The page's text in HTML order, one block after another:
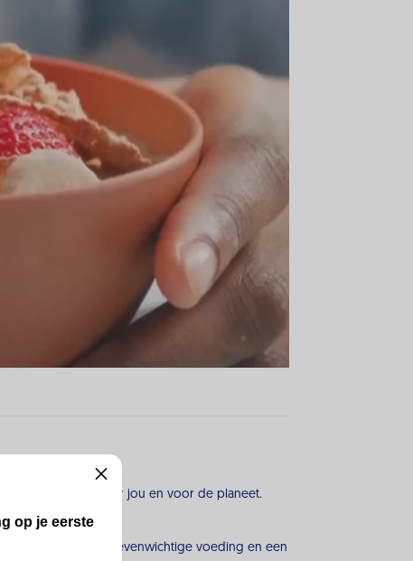
keuze goed voor jou en voor de planeet.
gevarieerde en evenwichtige voeding en een
op je eerste